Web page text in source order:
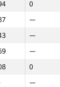
0
—
—
—
0
—